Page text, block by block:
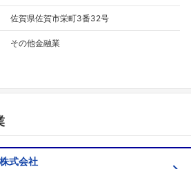
佐賀県佐賀市栄町3番32号
その他金融業
式会社